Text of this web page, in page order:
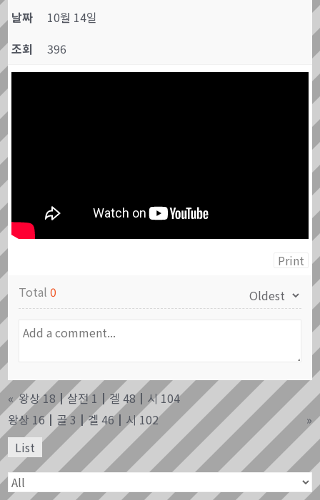
날짜
10월 14일
조회
396
Print
Total0
« 왕상 18┃살전 1┃겔 48┃시 104
왕상 16┃골 3┃겔 46┃시 102
»
List